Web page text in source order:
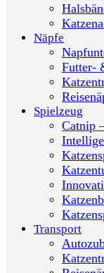
Näpfe
Futter-
Spielzeug
Catnip
Transport